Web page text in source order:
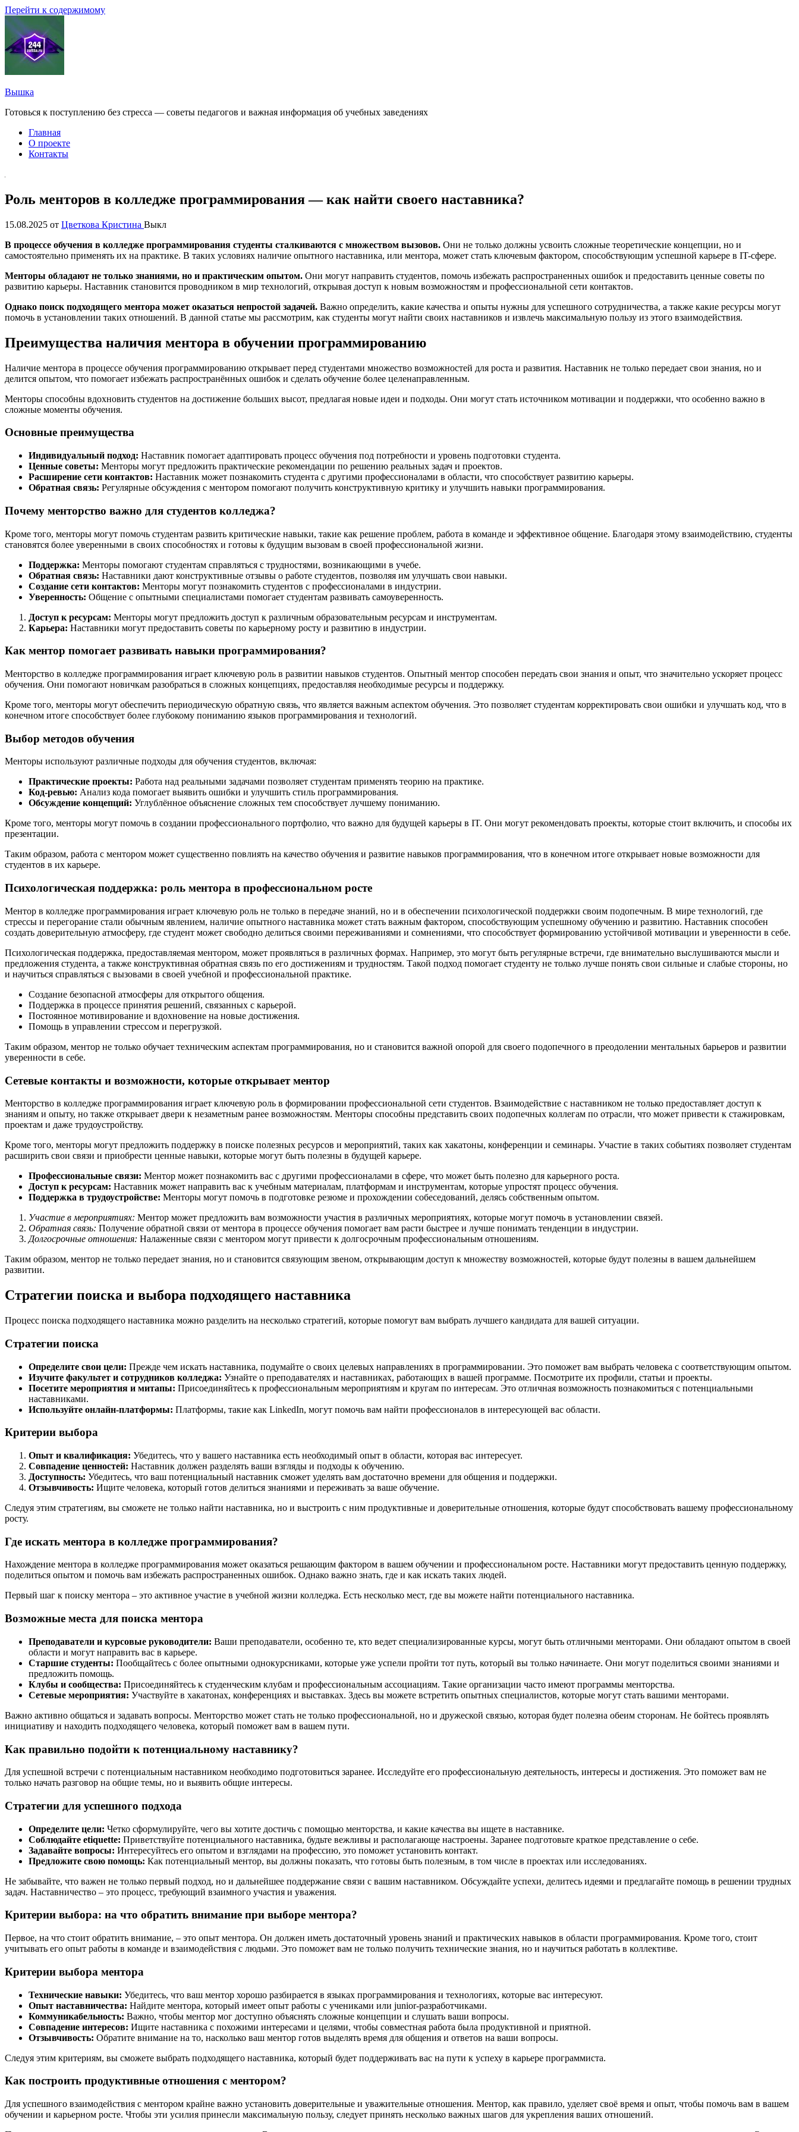
Перейти к содержимому
Вышка
Готовься к поступлению без стресса — советы педагогов и важная информация об учебных заведениях
Главная
О проекте
Контакты
Роль менторов в колледже программирования — как найти своего наставника?
15.08.2025 от Цветкова Кристина Выкл
В процессе обучения в колледже программирования студенты сталкиваются с множеством вызовов. Они не только должны усвоить сложные теоретические концепции, но и
самостоятельно применять их на практике. В таких условиях наличие опытного наставника, или ментора, может стать ключевым фактором, способствующим успешной карьере в IT-сфере.
Менторы обладают не только знаниями, но и практическим опытом. Они могут направить студентов, помочь избежать распространенных ошибок и предоставить ценные советы по
развитию карьеры. Наставник становится проводником в мир технологий, открывая доступ к новым возможностям и профессиональной сети контактов.
Однако поиск подходящего ментора может оказаться непростой задачей. Важно определить, какие качества и опыты нужны для успешного сотрудничества, а также какие ресурсы могут
помочь в установлении таких отношений. В данной статье мы рассмотрим, как студенты могут найти своих наставников и извлечь максимальную пользу из этого взаимодействия.
Преимущества наличия ментора в обучении программированию
Наличие ментора в процессе обучения программированию открывает перед студентами множество возможностей для роста и развития. Наставник не только передает свои знания, но и
делится опытом, что помогает избежать распространённых ошибок и сделать обучение более целенаправленным.
Менторы способны вдохновить студентов на достижение больших высот, предлагая новые идеи и подходы. Они могут стать источником мотивации и поддержки, что особенно важно в
сложные моменты обучения.
Основные преимущества
Индивидуальный подход: Наставник помогает адаптировать процесс обучения под потребности и уровень подготовки студента.
Ценные советы: Менторы могут предложить практические рекомендации по решению реальных задач и проектов.
Расширение сети контактов: Наставник может познакомить студента с другими профессионалами в области, что способствует развитию карьеры.
Обратная связь: Регулярные обсуждения с ментором помогают получить конструктивную критику и улучшить навыки программирования.
Почему менторство важно для студентов колледжа?
Кроме того, менторы могут помочь студентам развить критические навыки, такие как решение проблем, работа в команде и эффективное общение. Благодаря этому взаимодействию, студенты
становятся более уверенными в своих способностях и готовы к будущим вызовам в своей профессиональной жизни.
Поддержка: Менторы помогают студентам справляться с трудностями, возникающими в учебе.
Обратная связь: Наставники дают конструктивные отзывы о работе студентов, позволяя им улучшать свои навыки.
Создание сети контактов: Менторы могут познакомить студентов с профессионалами в индустрии.
Уверенность: Общение с опытными специалистами помогает студентам развивать самоуверенность.
Доступ к ресурсам: Менторы могут предложить доступ к различным образовательным ресурсам и инструментам.
Карьера: Наставники могут предоставить советы по карьерному росту и развитию в индустрии.
Как ментор помогает развивать навыки программирования?
Менторство в колледже программирования играет ключевую роль в развитии навыков студентов. Опытный ментор способен передать свои знания и опыт, что значительно ускоряет процесс
обучения. Они помогают новичкам разобраться в сложных концепциях, предоставляя необходимые ресурсы и поддержку.
Кроме того, менторы могут обеспечить периодическую обратную связь, что является важным аспектом обучения. Это позволяет студентам корректировать свои ошибки и улучшать код, что в
конечном итоге способствует более глубокому пониманию языков программирования и технологий.
Выбор методов обучения
Менторы используют различные подходы для обучения студентов, включая:
Практические проекты: Работа над реальными задачами позволяет студентам применять теорию на практике.
Код-ревью: Анализ кода помогает выявить ошибки и улучшить стиль программирования.
Обсуждение концепций: Углублённое объяснение сложных тем способствует лучшему пониманию.
Кроме того, менторы могут помочь в создании профессионального портфолио, что важно для будущей карьеры в IT. Они могут рекомендовать проекты, которые стоит включить, и способы их
презентации.
Таким образом, работа с ментором может существенно повлиять на качество обучения и развитие навыков программирования, что в конечном итоге открывает новые возможности для
студентов в их карьере.
Психологическая поддержка: роль ментора в профессиональном росте
Ментор в колледже программирования играет ключевую роль не только в передаче знаний, но и в обеспечении психологической поддержки своим подопечным. В мире технологий, где
стрессы и перегорание стали обычным явлением, наличие опытного наставника может стать важным фактором, способствующим успешному обучению и развитию. Наставник способен
создать доверительную атмосферу, где студент может свободно делиться своими переживаниями и сомнениями, что способствует формированию устойчивой мотивации и уверенности в себе.
Психологическая поддержка, предоставляемая ментором, может проявляться в различных формах. Например, это могут быть регулярные встречи, где внимательно выслушиваются мысли и
предложения студента, а также конструктивная обратная связь по его достижениям и трудностям. Такой подход помогает студенту не только лучше понять свои сильные и слабые стороны, но
и научиться справляться с вызовами в своей учебной и профессиональной практике.
Создание безопасной атмосферы для открытого общения.
Поддержка в процессе принятия решений, связанных с карьерой.
Постоянное мотивирование и вдохновение на новые достижения.
Помощь в управлении стрессом и перегрузкой.
Таким образом, ментор не только обучает техническим аспектам программирования, но и становится важной опорой для своего подопечного в преодолении ментальных барьеров и развитии
уверенности в себе.
Сетевые контакты и возможности, которые открывает ментор
Менторство в колледже программирования играет ключевую роль в формировании профессиональной сети студентов. Взаимодействие с наставником не только предоставляет доступ к
знаниям и опыту, но также открывает двери к незаметным ранее возможностям. Менторы способны представить своих подопечных коллегам по отрасли, что может привести к стажировкам,
проектам и даже трудоустройству.
Кроме того, менторы могут предложить поддержку в поиске полезных ресурсов и мероприятий, таких как хакатоны, конференции и семинары. Участие в таких событиях позволяет студентам
расширить свои связи и приобрести ценные навыки, которые могут быть полезны в будущей карьере.
Профессиональные связи: Ментор может познакомить вас с другими профессионалами в сфере, что может быть полезно для карьерного роста.
Доступ к ресурсам: Наставник может направить вас к учебным материалам, платформам и инструментам, которые упростят процесс обучения.
Поддержка в трудоустройстве: Менторы могут помочь в подготовке резюме и прохождении собеседований, делясь собственным опытом.
Участие в мероприятиях: Ментор может предложить вам возможности участия в различных мероприятиях, которые могут помочь в установлении связей.
Обратная связь: Получение обратной связи от ментора в процессе обучения помогает вам расти быстрее и лучше понимать тенденции в индустрии.
Долгосрочные отношения: Налаженные связи с ментором могут привести к долгосрочным профессиональным отношениям.
Таким образом, ментор не только передает знания, но и становится связующим звеном, открывающим доступ к множеству возможностей, которые будут полезны в вашем дальнейшем
развитии.
Стратегии поиска и выбора подходящего наставника
Процесс поиска подходящего наставника можно разделить на несколько стратегий, которые помогут вам выбрать лучшего кандидата для вашей ситуации.
Стратегии поиска
Определите свои цели: Прежде чем искать наставника, подумайте о своих целевых направлениях в программировании. Это поможет вам выбрать человека с соответствующим опытом.
Изучите факультет и сотрудников колледжа: Узнайте о преподавателях и наставниках, работающих в вашей программе. Посмотрите их профили, статьи и проекты.
Посетите мероприятия и митапы: Присоединяйтесь к профессиональным мероприятиям и кругам по интересам. Это отличная возможность познакомиться с потенциальными
наставниками.
Используйте онлайн-платформы: Платформы, такие как LinkedIn, могут помочь вам найти профессионалов в интересующей вас области.
Критерии выбора
Опыт и квалификация: Убедитесь, что у вашего наставника есть необходимый опыт в области, которая вас интересует.
Совпадение ценностей: Наставник должен разделять ваши взгляды и подходы к обучению.
Доступность: Убедитесь, что ваш потенциальный наставник сможет уделять вам достаточно времени для общения и поддержки.
Отзывчивость: Ищите человека, который готов делиться знаниями и переживать за ваше обучение.
Следуя этим стратегиям, вы сможете не только найти наставника, но и выстроить с ним продуктивные и доверительные отношения, которые будут способствовать вашему профессиональному
росту.
Где искать ментора в колледже программирования?
Нахождение ментора в колледже программирования может оказаться решающим фактором в вашем обучении и профессиональном росте. Наставники могут предоставить ценную поддержку,
поделиться опытом и помочь вам избежать распространенных ошибок. Однако важно знать, где и как искать таких людей.
Первый шаг к поиску ментора – это активное участие в учебной жизни колледжа. Есть несколько мест, где вы можете найти потенциального наставника.
Возможные места для поиска ментора
Преподаватели и курсовые руководители: Ваши преподаватели, особенно те, кто ведет специализированные курсы, могут быть отличными менторами. Они обладают опытом в своей
области и могут направить вас в карьере.
Старшие студенты: Пообщайтесь с более опытными однокурсниками, которые уже успели пройти тот путь, который вы только начинаете. Они могут поделиться своими знаниями и
предложить помощь.
Клубы и сообщества: Присоединяйтесь к студенческим клубам и профессиональным ассоциациям. Такие организации часто имеют программы менторства.
Сетевые мероприятия: Участвуйте в хакатонах, конференциях и выставках. Здесь вы можете встретить опытных специалистов, которые могут стать вашими менторами.
Важно активно общаться и задавать вопросы. Менторство может стать не только профессиональной, но и дружеской связью, которая будет полезна обеим сторонам. Не бойтесь проявлять
инициативу и находить подходящего человека, который поможет вам в вашем пути.
Как правильно подойти к потенциальному наставнику?
Для успешной встречи с потенциальным наставником необходимо подготовиться заранее. Исследуйте его профессиональную деятельность, интересы и достижения. Это поможет вам не
только начать разговор на общие темы, но и выявить общие интересы.
Стратегии для успешного подхода
Определите цели: Четко сформулируйте, чего вы хотите достичь с помощью менторства, и какие качества вы ищете в наставнике.
Соблюдайте etiquette: Приветствуйте потенциального наставника, будьте вежливы и располагающе настроены. Заранее подготовьте краткое представление о себе.
Задавайте вопросы: Интересуйтесь его опытом и взглядами на профессию, это поможет установить контакт.
Предложите свою помощь: Как потенциальный ментор, вы должны показать, что готовы быть полезным, в том числе в проектах или исследованиях.
Не забывайте, что важен не только первый подход, но и дальнейшее поддержание связи с вашим наставником. Обсуждайте успехи, делитесь идеями и предлагайте помощь в решении трудных
задач. Наставничество – это процесс, требующий взаимного участия и уважения.
Критерии выбора: на что обратить внимание при выборе ментора?
Первое, на что стоит обратить внимание, – это опыт ментора. Он должен иметь достаточный уровень знаний и практических навыков в области программирования. Кроме того, стоит
учитывать его опыт работы в команде и взаимодействия с людьми. Это поможет вам не только получить технические знания, но и научиться работать в коллективе.
Критерии выбора ментора
Технические навыки: Убедитесь, что ваш ментор хорошо разбирается в языках программирования и технологиях, которые вас интересуют.
Опыт наставничества: Найдите ментора, который имеет опыт работы с учениками или junior-разработчиками.
Коммуникабельность: Важно, чтобы ментор мог доступно объяснять сложные концепции и слушать ваши вопросы.
Совпадение интересов: Ищите наставника с похожими интересами и целями, чтобы совместная работа была продуктивной и приятной.
Отзывчивость: Обратите внимание на то, насколько ваш ментор готов выделять время для общения и ответов на ваши вопросы.
Следуя этим критериям, вы сможете выбрать подходящего наставника, который будет поддерживать вас на пути к успеху в карьере программиста.
Как построить продуктивные отношения с ментором?
Для успешного взаимодействия с ментором крайне важно установить доверительные и уважительные отношения. Ментор, как правило, уделяет своё время и опыт, чтобы помочь вам в вашем
обучении и карьерном росте. Чтобы эти усилия принесли максимальную пользу, следует принять несколько важных шагов для укрепления ваших отношений.